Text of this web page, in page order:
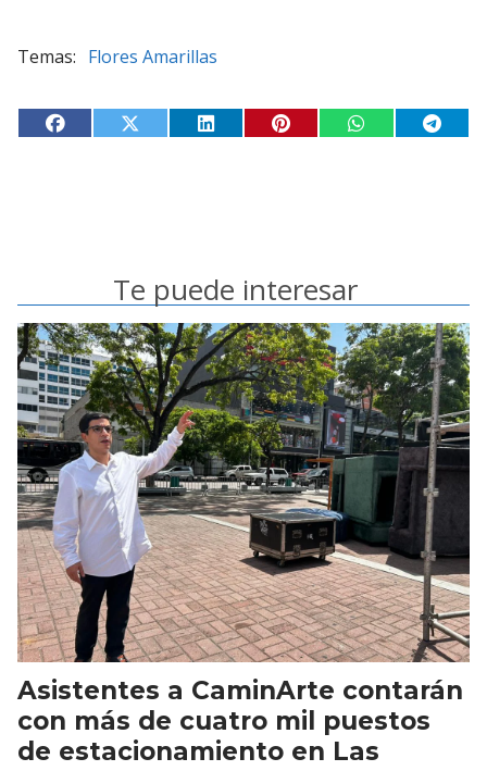
Flores Amarillas
Te puede interesar
Asistentes a CaminArte contarán
con más de cuatro mil puestos
de estacionamiento en Las